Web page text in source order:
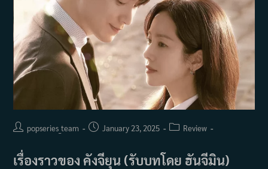
Postpopseries_team
PostJanuary 23, 2025
PostReview
เรื่องราวของ คังจียุน (รับบทโดย ฮันจีมิน)